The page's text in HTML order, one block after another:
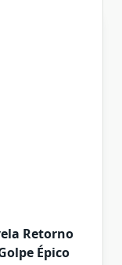
Retorno
Épico